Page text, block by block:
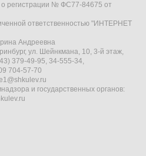
о регистрации № ФС77-84675 от
ответственностью "ИНТЕРНЕТ
Андреевна
ул. Шейнкмана, 10, 3-й этаж,
379-49-95, 34-555-34,
704-57-70
и государственных органов: